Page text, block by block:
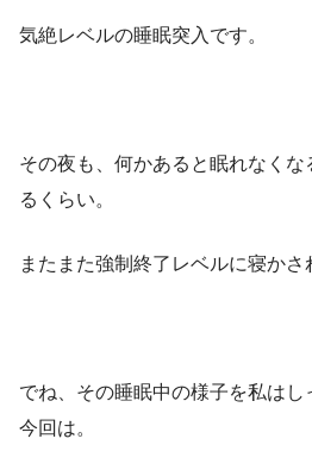
気絶レベルの睡眠突入です。
その夜も、何かあると眠れなく
るくらい。
またまた強制終了レベルに寝かさ
でね、その睡眠中の様子を私はし
今回は。